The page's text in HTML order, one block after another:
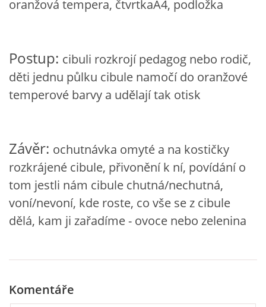
VÝTVARNÉ AKTIVITY - PODZIM
VÝTVARNÉ AKTIVITY - ZIMA
CHARAKTERISTIKA ROČNÍCH OBDOBÍ
HÁDANKY K TÉMATU JARO, LÉTO, PODZIM,ZIMA
PÍSNĚ K TÉMATU JARO
POHYBOVÉ AKTIVITY NA TÉMA JARO
oranžová tempera, čtvrtkaA4, podložka
Postup: cibuli rozkrojí pedagog nebo rodič,
děti jednu půlku cibule namočí do oranžové
temperové barvy a udělají tak otisk
Závěr: ochutnávka omyté a na kostičky
rozkrájené cibule, přivonění k ní, povídání o
tom jestli nám cibule chutná/nechutná,
voní/nevoní, kde roste, co vše se z cibule
dělá, kam ji zařadíme - ovoce nebo zelenina
Komentáře